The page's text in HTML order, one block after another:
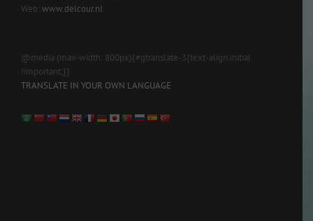
Web: www.delcour.nl
@media (max-width: 800px){#gtranslate-3{text-align:initial
!important;}}
TRANSLATE IN YOUR OWN LANGUAGE